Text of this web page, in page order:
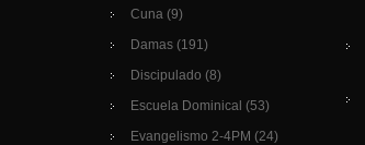
Cuna (9)
Damas (191)
Discipulado (8)
Escuela Dominical (53)
Evangelismo 2-4PM (24)